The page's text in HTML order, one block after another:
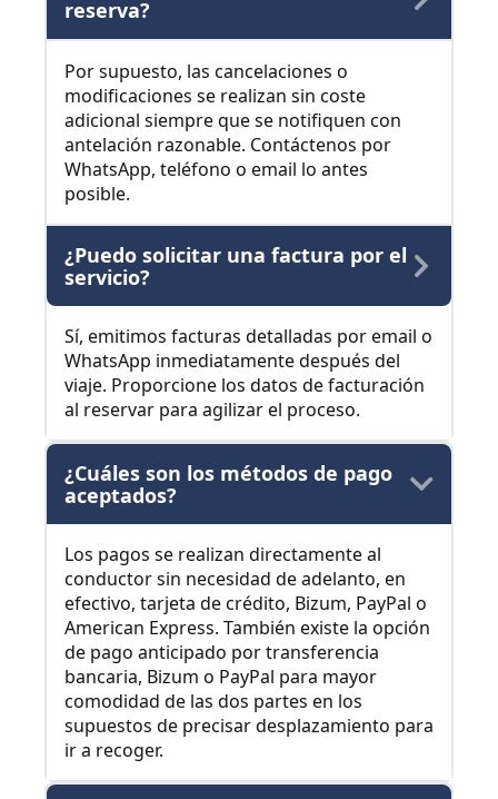
reserva?
Por supuesto, las cancelaciones o
modificaciones se realizan sin coste
adicional siempre que se notifiquen con
antelación razonable. Contáctenos por
WhatsApp, teléfono o email lo antes
posible.
¿Puedo solicitar una factura por el
servicio?
Sí, emitimos facturas detalladas por email o
WhatsApp inmediatamente después del
viaje. Proporcione los datos de facturación
al reservar para agilizar el proceso.
¿Cuáles son los métodos de pago
aceptados?
Los pagos se realizan directamente al
conductor sin necesidad de adelanto, en
efectivo, tarjeta de crédito, Bizum, PayPal o
American Express. También existe la opción
de pago anticipado por transferencia
bancaria, Bizum o PayPal para mayor
comodidad de las dos partes en los
supuestos de precisar desplazamiento para
ir a recoger.